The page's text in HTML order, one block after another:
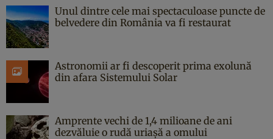
Unul dintre cele mai spectaculoase puncte de
belvedere din România va fi restaurat
Astronomii ar fi descoperit prima exolună
din afara Sistemului Solar
Amprente vechi de 1,4 milioane de ani
dezvăluie o rudă uriașă a omului